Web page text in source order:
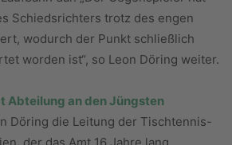
Schiedsrichters trotz des engen
wodurch der Punkt schließlich
worden ist“, so Leon Döring weiter.
Abteilung an den Jüngsten
Döring die Leitung der Tischtennis-
der das Amt 16 Jahre lang